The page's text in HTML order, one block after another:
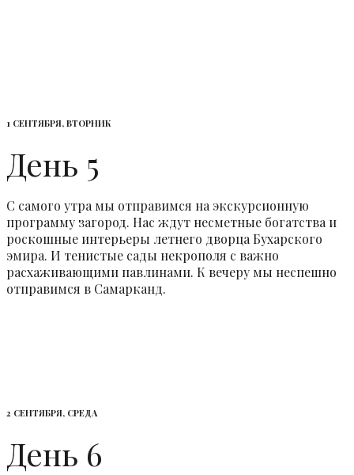
1 СЕНТЯБРЯ, ВТОРНИК
День 5
С самого утра мы отправимся на экскурсионную
программу загород. Нас ждут несметные богатства и
роскошные интерьеры летнего дворца Бухарского
эмира. И тенистые сады некрополя с важно
расхаживающими павлинами. К вечеру мы неспешно
отправимся в Самарканд.
2 СЕНТЯБРЯ, СРЕДА
День 6